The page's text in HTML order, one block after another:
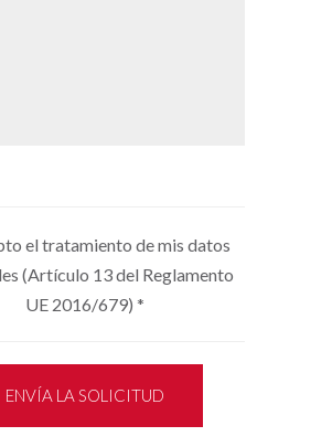
el tratamiento de mis datos
(Artículo 13 del Reglamento
UE 2016/679) *
ENVÍA LA SOLICITUD